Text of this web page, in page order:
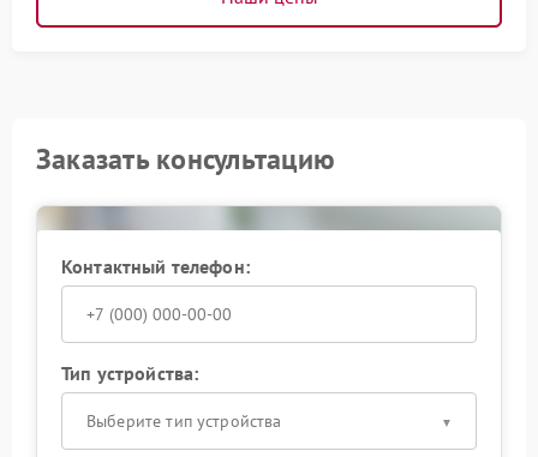
Заказать консультацию
Контактный телефон:
Тип устройства:
Выберите тип устройства